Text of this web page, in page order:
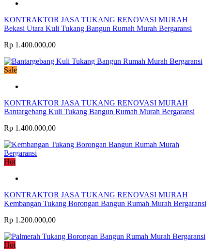
KONTRAKTOR JASA TUKANG RENOVASI MURAH
Bekasi Utara Kuli Tukang Bangun Rumah Murah Bergaransi
Rp 1.400.000,00
Sale
KONTRAKTOR JASA TUKANG RENOVASI MURAH
Bantargebang Kuli Tukang Bangun Rumah Murah Bergaransi
Rp 1.400.000,00
Hot
KONTRAKTOR JASA TUKANG RENOVASI MURAH
Kembangan Tukang Borongan Bangun Rumah Murah Bergaransi
Rp 1.200.000,00
Hot